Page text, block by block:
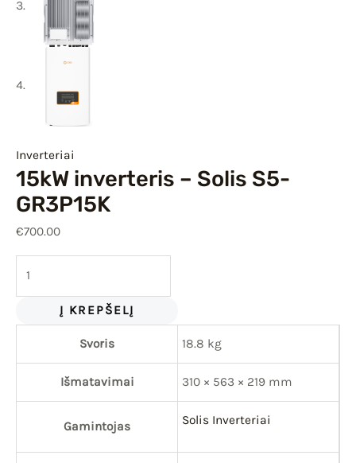
Inverteriai
15kW inverteris – Solis S5-
GR3P15K
€700.00
Į KREPŠELĮ
Svoris 18.8 kg
Išmatavimai 310 × 563 × 219 mm
Gamintojas Solis Inverteriai